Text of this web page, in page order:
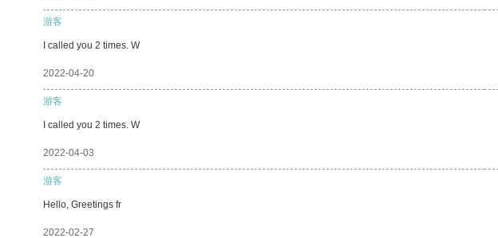
游客
I called you 2 times. W
2022-04-20
游客
I called you 2 times. W
2022-04-03
游客
Hello, Greetings fr
2022-02-27